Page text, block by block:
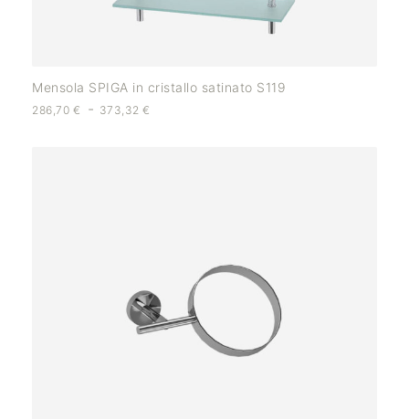
Mensola SPIGA in cristallo satinato S119
286,70 € - 373,32€